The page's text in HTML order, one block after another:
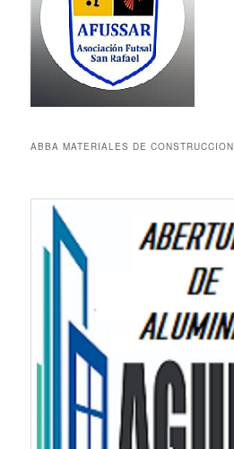
ABBA MATERIALES DE CONSTRUCCION